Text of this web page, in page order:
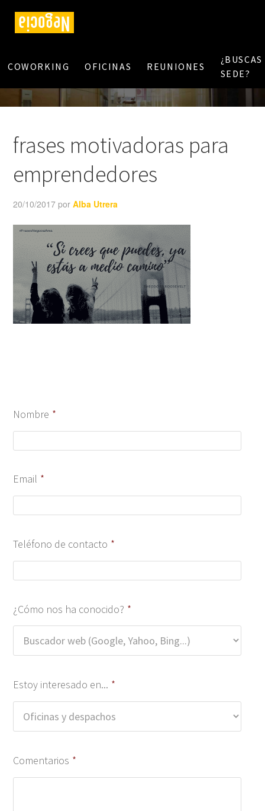
COWORKING OFICINAS REUNIONES
¿BUSCAS
SEDE?
frases motivadoras para
emprendedores
20/10/2017 porAlba Utrera
Nombre *
Email *
Teléfono de contacto *
¿Cómo nos ha conocido? *
Estoy interesado en... *
Comentarios *